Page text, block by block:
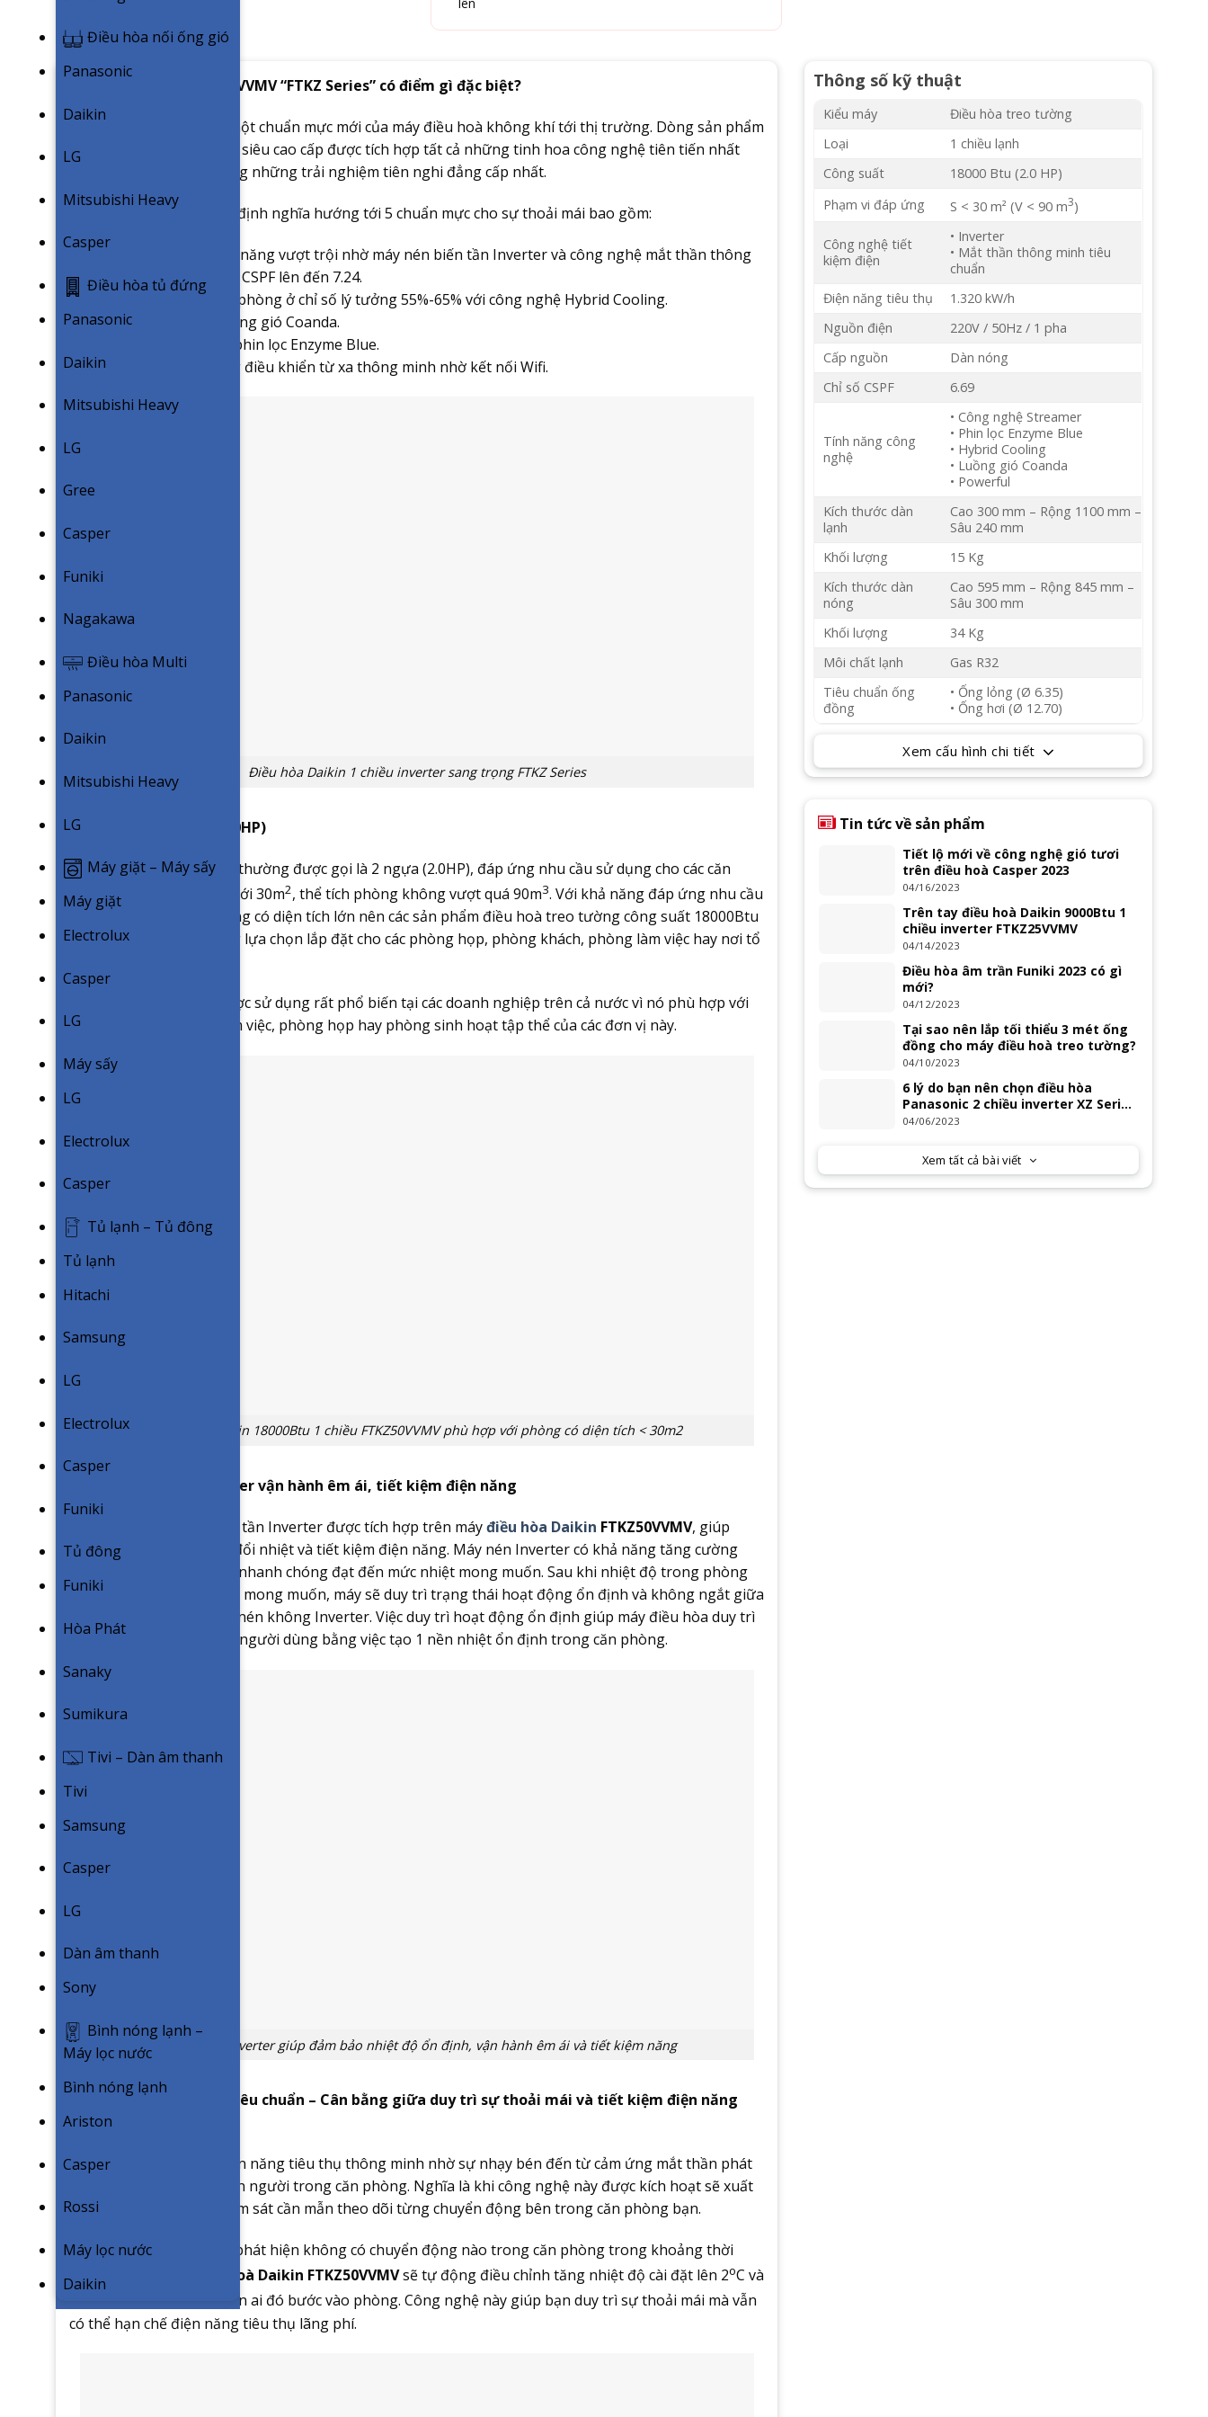
Điều hòa nối ống gió
Panasonic
Daikin
LG
Mitsubishi Heavy
Casper
Điều hòa tủ đứng
Panasonic
Daikin
Mitsubishi Heavy
LG
Gree
Casper
Funiki
Nagakawa
Điều hòa Multi
Panasonic
Daikin
Mitsubishi Heavy
LG
Máy giặt – Máy sấy
Máy giặt
Electrolux
Casper
LG
Máy sấy
LG
Electrolux
Casper
Tủ lạnh – Tủ đông
Tủ lạnh
Hitachi
Samsung
LG
Electrolux
Casper
Funiki
Tủ đông
Funiki
Hòa Phát
Sanaky
Sumikura
Tivi – Dàn âm thanh
Tivi
Samsung
Casper
LG
Dàn âm thanh
Sony
Bình nóng lạnh –
Máy lọc nước
Bình nóng lạnh
Ariston
Casper
Rossi
Máy lọc nước
Daikin
Điều hoà Daikin FTKZ50VVMV “FTKZ Series” có điểm gì đặc biệt?
FTKZ Series, mang đến một chuẩn mực mới của máy điều hoà không khí tới thị trường. Dòng sản phẩm
điều hoà 1 chiều Inverter siêu cao cấp được tích hợp tất cả những tinh hoa công nghệ tiên tiến nhất
mang đến cho người dùng những trải nghiệm tiên nghi đẳng cấp nhất.
Daikin FTKZ Series được định nghĩa hướng tới 5 chuẩn mực cho sự thoải mái bao gồm:
– Hiệu quả tiết kiệm điện năng vượt trội nhờ máy nén biến tần Inverter và công nghệ mắt thần thông
minh. Sản phẩm có chỉ số CSPF lên đến 7.24.
– Cân bằng độ ẩm trong phòng ở chỉ số lý tưởng 55%-65% với công nghệ Hybrid Cooling.
– Làm mát dễ chịu với luồng gió Coanda.
– Tinh lọc không khí với phin lọc Enzyme Blue.
– Tiện dụng với khả năng điều khiển từ xa thông minh nhờ kết nối Wifi.
Điều hòa Daikin 1 chiều inverter sang trọng FTKZ Series
Công suất 18000Btu (2.0HP)
Công suất 18000Btu còn thường được gọi là 2 ngựa (2.0HP), đáp ứng nhu cầu sử dụng cho các căn
phòng có diện tích lớn dưới 30m2, thể tích phòng không vượt quá 90m3. Với khả năng đáp ứng nhu cầu
làm mát cho các căn phòng có diện tích lớn nên các sản phẩm điều hoà treo tường công suất 18000Btu
thường được khách hàng lựa chọn lắp đặt cho các phòng họp, phòng khách, phòng làm việc hay nơi tổ
Đây là mức công suất được sử dụng rất phổ biến tại các doanh nghiệp trên cả nước vì nó phù hợp với
đa số diện tích phòng làm việc, phòng họp hay phòng sinh hoạt tập thể của các đơn vị này.
Điều hòa Daikin 18000Btu 1 chiều FTKZ50VVMV phù hợp với phòng có diện tích < 30m2
Động cơ biến tần Inverter vận hành êm ái, tiết kiệm điện năng
Công nghệ máy nén biến tần Inverter được tích hợp trên máyđiều hòa Daikin FTKZ50VVMV, giúp
nâng cao hiệu suất trao đổi nhiệt và tiết kiệm điện năng. Máy nén Inverter có khả năng tăng cường
công suất hoạt động, để nhanh chóng đạt đến mức nhiệt mong muốn. Sau khi nhiệt độ trong phòng
gần đạt ngưỡng nhiệt độ mong muốn, máy sẽ duy trì trạng thái hoạt động ổn định và không ngắt giữa
chừng như động cơ máy nén không Inverter. Việc duy trì hoạt động ổn định giúp máy điều hòa duy trì
sự thoải mái, dễ chịu cho người dùng bằng việc tạo 1 nền nhiệt ổn định trong căn phòng.
Công nghệ inverter giúp đảm bảo nhiệt độ ổn định, vận hành êm ái và tiết kiệm năng
Mắt thần thông minh tiêu chuẩn – Cân bằng giữa duy trì sự thoải mái và tiết kiệm điện năng
hiệu quả
Công nghệ kiểm soát điện năng tiêu thụ thông minh nhờ sự nhạy bén đến từ cảm ứng mắt thần phát
hiện chuyển động của con người trong căn phòng. Nghĩa là khi công nghệ này được kích hoạt sẽ xuất
hiện thêm một người giám sát cần mẫn theo dõi từng chuyển động bên trong căn phòng bạn.
Nếu người giám sát này phát hiện không có chuyển động nào trong căn phòng trong khoảng thời
gian 20 phút, máy
điều hoà Daikin FTKZ50VVMVsẽ tự động điều chỉnh tăng nhiệt độ cài đặt lên 2oC và
C nếu phát hiện ai đó bước vào phòng. Công nghệ này giúp bạn duy trì sự thoải mái mà vẫn
có thể hạn chế điện năng tiêu thụ lãng phí.
Thông số kỹ thuật
Kiểu máy
Điều hòa treo tường
Loại
1 chiều lạnh
Công suất
18000 Btu (2.0 HP)
Phạm vi đáp ứng
S < 30 m² (V < 90 m3)
Công nghệ tiết
kiệm điện
• Inverter
• Mắt thần thông minh tiêu
chuẩn
Điện năng tiêu thụ
1.320 kW/h
Nguồn điện
220V / 50Hz / 1 pha
Cấp nguồn
Dàn nóng
Chỉ số CSPF
6.69
Tính năng công
nghệ
• Công nghệ Streamer
• Phin lọc Enzyme Blue
• Hybrid Cooling
• Luồng gió Coanda
• Powerful
Kích thước dàn
lạnh
Cao 300 mm – Rộng 1100 mm –
Sâu 240 mm
Khối lượng
15 Kg
Kích thước dàn
nóng
Cao 595 mm – Rộng 845 mm –
Sâu 300 mm
Khối lượng
34 Kg
Môi chất lạnh
Gas R32
Tiêu chuẩn ống
đồng
• Ống lỏng (Ø 6.35)
• Ống hơi (Ø 12.70)
Xem cấu hình chi tiết
Tin tức về sản phẩm
Tiết lộ mới về công nghệ gió tươi
trên điều hoà Casper 2023
04/16/2023
Trên tay điều hoà Daikin 9000Btu 1
chiều inverter FTKZ25VVMV
04/14/2023
Điều hòa âm trần Funiki 2023 có gì
mới?
04/12/2023
Tại sao nên lắp tối thiểu 3 mét ống
đồng cho máy điều hoà treo tường?
04/10/2023
6 lý do bạn nên chọn điều hòa
Panasonic 2 chiều inverter XZ Series
2023
04/06/2023
Xem tất cả bài viết